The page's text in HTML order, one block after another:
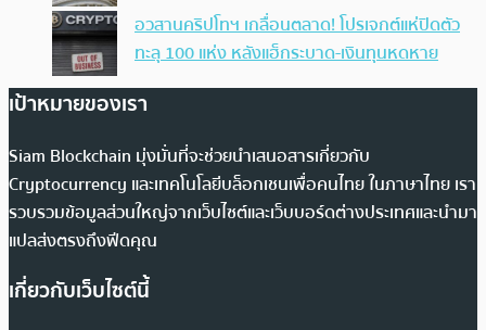
อวสานคริปโทฯ เกลื่อนตลาด! โปรเจกต์แห่ปิดตัว
ทะลุ 100 แห่ง หลังแฮ็กระบาด-เงินทุนหดหาย
เป้าหมายของเรา
Siam Blockchain มุ่งมั่นที่จะช่วยนำเสนอสารเกี่ยวกับ
Cryptocurrency และเทคโนโลยีบล็อกเชนเพื่อคนไทย ในภาษาไทย เรา
รวบรวมข้อมูลส่วนใหญ่จากเว็บไซต์และเว็บบอร์ดต่างประเทศและนำมา
แปลส่งตรงถึงฟีดคุณ
เกี่ยวกับเว็บไซต์นี้